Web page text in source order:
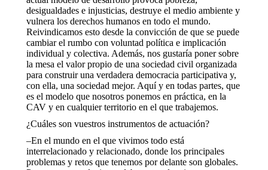
desigualdades e injusticias, destruye el medio ambiente y
vulnera los derechos humanos en todo el mundo.
Reivindicamos esto desde la convicción de que se puede
cambiar el rumbo con voluntad política e implicación
individual y colectiva. Además, nos gustaría poner sobre
la mesa el valor propio de una sociedad civil organizada
para construir una verdadera democracia participativa y,
con ella, una sociedad mejor. Aquí y en todas partes, que
es el modelo que nosotros ponemos en práctica, en la
CAV y en cualquier territorio en el que trabajemos.
¿Cuáles son vuestros instrumentos de actuación?
–En el mundo en el que vivimos todo está
interrelacionado y relacionado, donde los principales
problemas y retos que tenemos por delante son globales.